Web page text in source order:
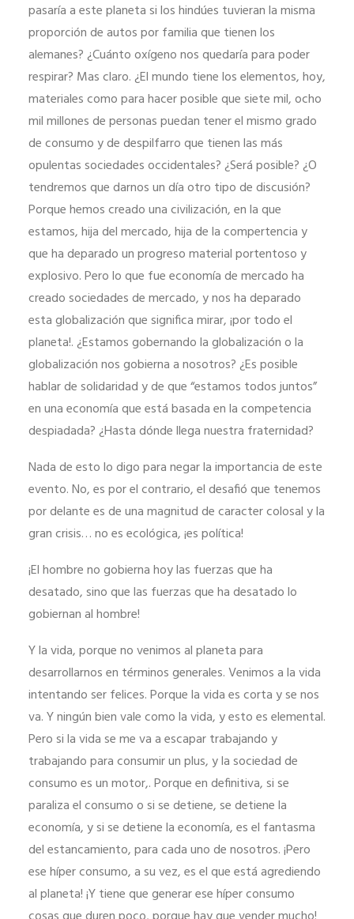
pasaría a este planeta si los hindúes tuvieran la misma
proporción de autos por familia que tienen los
alemanes? ¿Cuánto oxígeno nos quedaría para poder
respirar? Mas claro. ¿El mundo tiene los elementos, hoy,
materiales como para hacer posible que siete mil, ocho
mil millones de personas puedan tener el mismo grado
de consumo y de despilfarro que tienen las más
opulentas sociedades occidentales? ¿Será posible? ¿O
tendremos que darnos un día otro tipo de discusión?
Porque hemos creado una civilización, en la que
estamos, hija del mercado, hija de la compertencia y
que ha deparado un progreso material portentoso y
explosivo. Pero lo que fue economía de mercado ha
creado sociedades de mercado, y nos ha deparado
esta globalización que significa mirar, ¡por todo el
planeta!. ¿Estamos gobernando la globalización o la
globalización nos gobierna a nosotros? ¿Es posible
hablar de solidaridad y de que “estamos todos juntos”
en una economía que está basada en la competencia
despiadada? ¿Hasta dónde llega nuestra fraternidad?
Nada de esto lo digo para negar la importancia de este
evento. No, es por el contrario, el desafió que tenemos
por delante es de una magnitud de caracter colosal y la
gran crisis… no es ecológica, ¡es política!
¡El hombre no gobierna hoy las fuerzas que ha
desatado, sino que las fuerzas que ha desatado lo
gobiernan al hombre!
Y la vida, porque no venimos al planeta para
desarrollarnos en términos generales. Venimos a la vida
intentando ser felices. Porque la vida es corta y se nos
va. Y ningún bien vale como la vida, y esto es elemental.
Pero si la vida se me va a escapar trabajando y
trabajando para consumir un plus, y la sociedad de
consumo es un motor,. Porque en definitiva, si se
paraliza el consumo o si se detiene, se detiene la
economía, y si se detiene la economía, es el fantasma
del estancamiento, para cada uno de nosotros. ¡Pero
ese híper consumo, a su vez, es el que está agrediendo
al planeta! ¡Y tiene que generar ese híper consumo